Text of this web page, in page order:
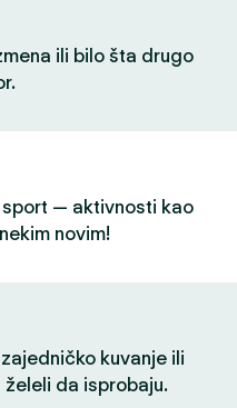
ili bilo šta drugo
sport — aktivnosti kao
novim!
kuvanje ili
da isprobaju.